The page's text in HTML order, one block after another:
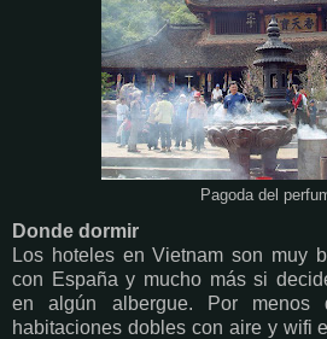
Pagoda del
Donde dormir
Los hoteles en Vietnam son muy
con España y mucho más si
en algún albergue. Por menos
habitaciones dobles con aire y wifi